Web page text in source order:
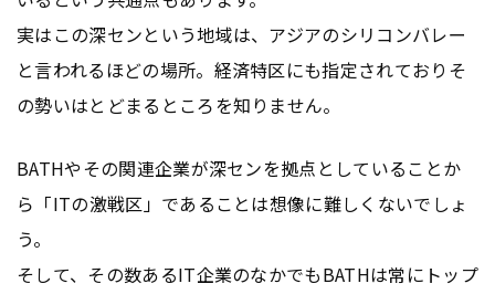
実はこの深センという地域は、アジアのシリコンバレー
と言われるほどの場所。経済特区にも指定されておりそ
の勢いはとどまるところを知りません。
BATHやその関連企業が深センを拠点としていることか
ら「ITの激戦区」であることは想像に難しくないでしょ
う。
そして、その数あるIT企業のなかでもBATHは常にトップ